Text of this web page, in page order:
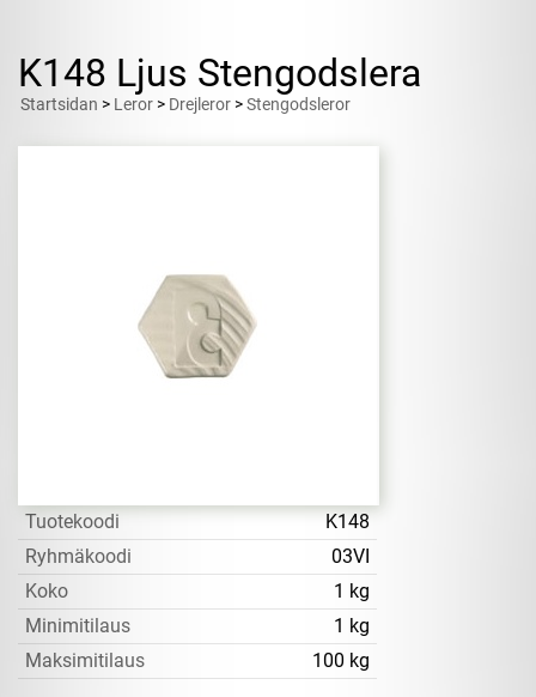
K148 Ljus Stengodslera
Startsidan > Leror > Drejleror >Stengodsleror
Tuotekoodi
K148
Ryhmäkoodi
03VI
Koko
1 kg
Minimitilaus
1 kg
Maksimitilaus
100 kg